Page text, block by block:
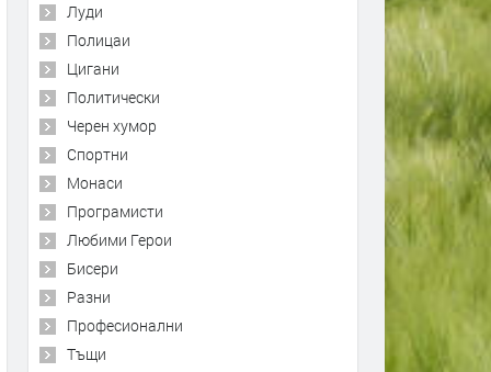
Луди
Полицаи
Цигани
Политически
Черен хумор
Спортни
Монаси
Програмисти
Любими Герои
Бисери
Разни
Професионални
Тъщи